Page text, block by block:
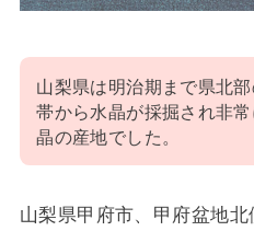
山梨県は明治期まで県北
帯から水晶が採掘され非
晶の産地でした。
山梨県甲府市、甲府盆地